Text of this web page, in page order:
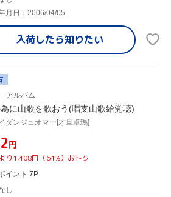
月日：2006/04/05
入荷したら知りたい
アルバム
に山歌を歌おう(唱支山歌給党聴)
ダンジュオマー[才旦卓瑪]
円
り1,408円（64%）おトク
イント 7P
し